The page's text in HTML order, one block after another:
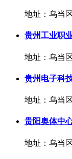
地址：乌当
贵州工业职
地址：乌当
贵州电子科
地址：乌当
贵阳奥体中
地址：乌当